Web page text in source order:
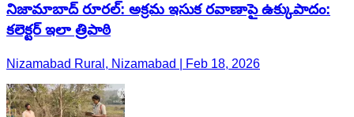
నిజామాబాద్ రూరల్: అక్రమ ఇసుక రవాణాపై ఉక్కుపాదం:
కలెక్టర్ ఇలా త్రిపాఠి
Nizamabad Rural, Nizamabad | Feb 18, 2026